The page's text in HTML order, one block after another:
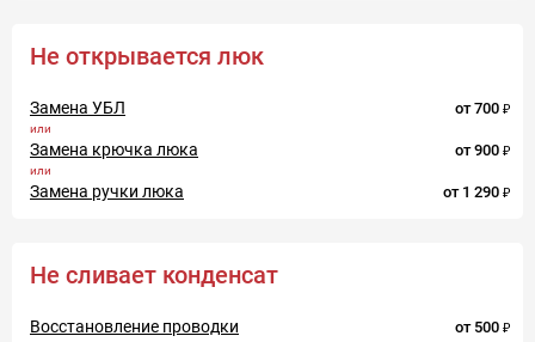
Не открывается люк
Замена УБЛ от 700
Замена крючка люка от 900
Замена ручки люка от 1 290
Не сливает конденсат
Восстановление проводки от 500